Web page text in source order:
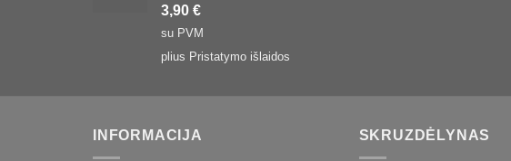
3,90 €
su PVM
plius Pristatymo išlaidos
INFORMACIJA SKRUZDĖLYNAS